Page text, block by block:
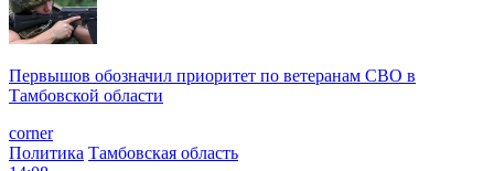
Первышов обозначил приоритет по ветеранам СВО в
Тамбовской области
corner
Политика Тамбовская область